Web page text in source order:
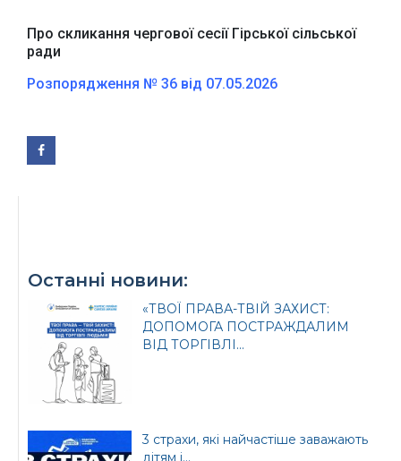
Про скликання чергової сесії Гірської сільської
ради
Розпорядження № 36 від 07.05.2026
Останні новини:
«ТВОЇ ПРАВА-ТВІЙ ЗАХИСТ:
ДОПОМОГА ПОСТРАЖДАЛИМ
ВІД ТОРГІВЛІ...
3 страхи, які найчастіше заважають
дітям і...
Офіційний веб-сайт
України
представництво
Президента України
Урядовий портал
Київська обласна